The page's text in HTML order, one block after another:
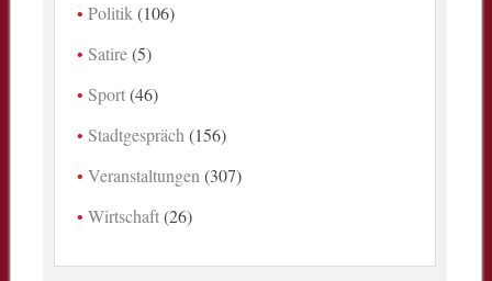
Politik(106)
Satire(5)
Sport(46)
Stadtgespräch(156)
Veranstaltungen(307)
Wirtschaft(26)